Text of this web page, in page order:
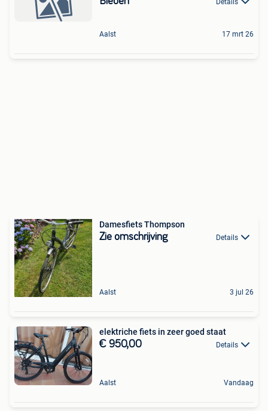
Aalst 17 mrt 26
Damesfiets Thompson
Zie omschrijving Details
Aalst 3 jul 26
elektriche fiets in zeer goed staat
€ 950,00 Details
Aalst Vandaag